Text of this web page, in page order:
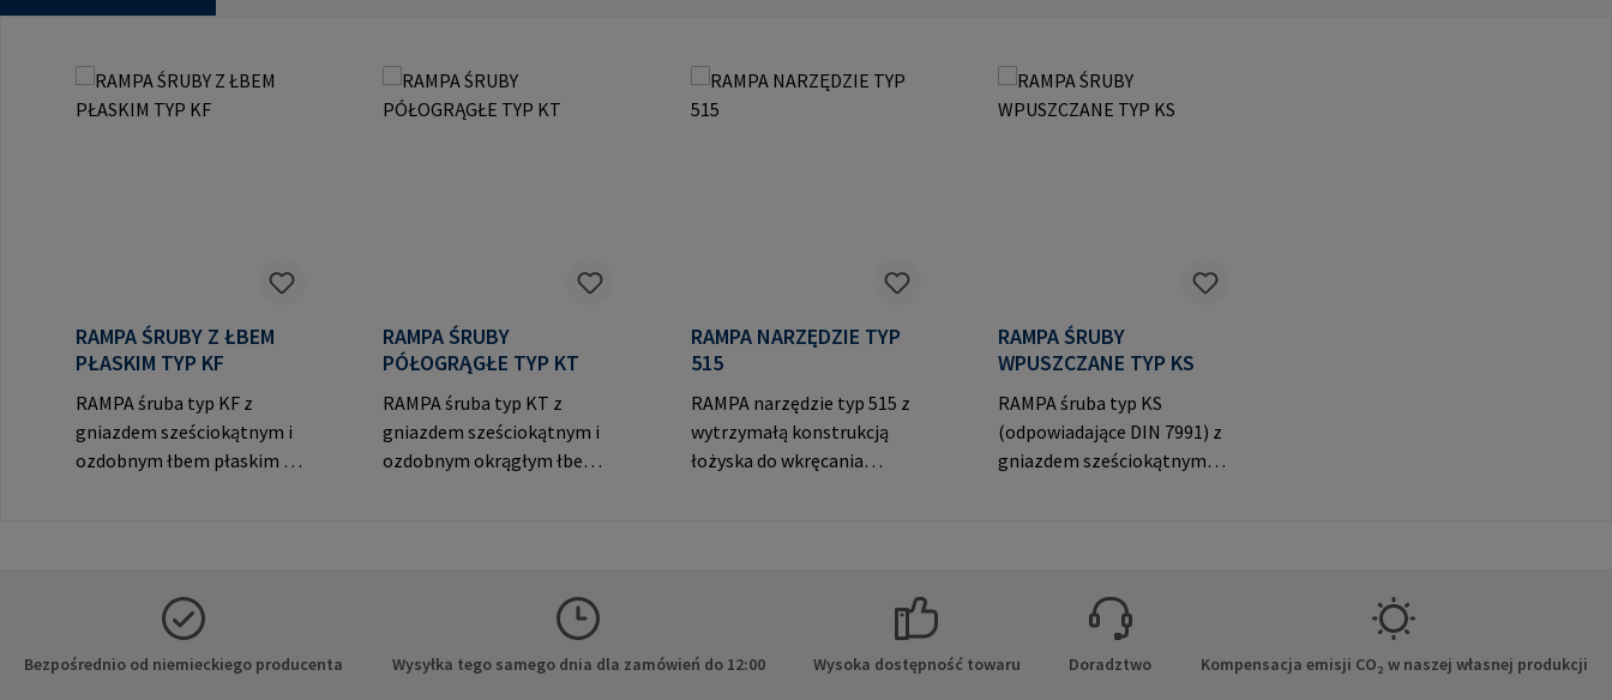
RAMPA ŚRUBY Z ŁBEM
PŁASKIM TYP KF
RAMPA śruba typ KF z
gniazdem sześciokątnym i
ozdobnym łbem płaskim do
Mail: mail@rampa.com
RAMPA ŚRUBY
PÓŁOGRĄGŁE TYP KT
RAMPA śruba typ KT z
gniazdem sześciokątnym i
ozdobnym okrągłym łbem
RAMPA NARZĘDZIE TYP
515
RAMPA narzędzie typ 515 z
wytrzymałą konstrukcją
łożyska do wkręcania
RAMPA. Dane producenta:
RAMPA GmbH & Co. KG Auf
der Heide 8 21514 Büchen
RAMPA ŚRUBY
WPUSZCZANE TYP KS
RAMPA śruba typ KS
(odpowiadające DIN 7991) z
gniazdem sześciokątnym i
der Heide 8 21514 Büchen
Niemcy E-Mail:
mail@rampa.com
Bezpośrednio od niemieckiego producenta Wysyłka tego samego dnia dla zamówień do 12:00 Wysoka dostępność towaru Doradztwo Kompensacja emisji CO₂ w naszej własnej produkcji